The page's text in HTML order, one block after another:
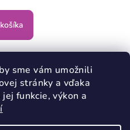
sme vám umožnili
stránky a vďaka
funkcie, výkon a